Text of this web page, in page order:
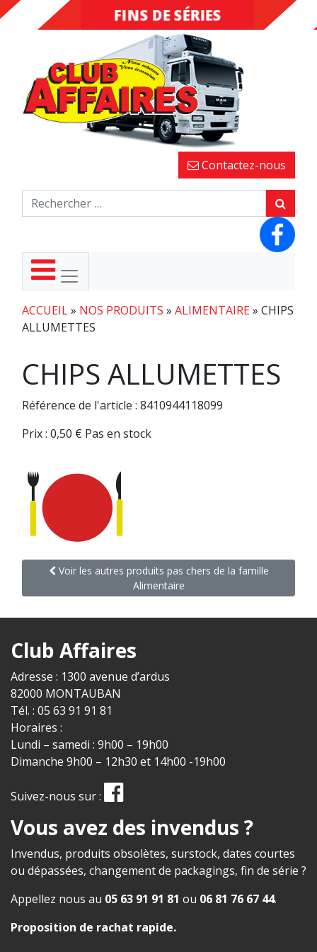
DESTOCKAGE
FINS DE SÉRIES
Contactez-nous
ACCUEIL» NOS PRODUITS » ALIMENTAIRE» CHIPS
ALLUMETTES
CHIPS ALLUMETTES
Référence de l'article : 8410944118099
Prix : 0,50 € Pas en stock
Voir les autres produits pas chers de la famille
Alimentaire
Club Affaires
Adresse : 1300 avenue d’ardus
82000 MONTAUBAN
Tél. : 05 63 91 91 81
Horaires :
Lundi – samedi : 9h00 – 19h00
Dimanche 9h00 – 12h30 et 14h00 -19h00
Suivez-nous sur :
Vous avez des invendus ?
Invendus, produits obsolètes, surstock, dates courtes
ou dépassées, changement de packagings, fin de série ?
Appellez nous au 05 63 91 91 81 ou 06 81 76 67 44.
Proposition de rachat rapide.